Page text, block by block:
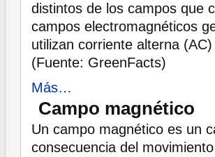
distintos de los campos que
campos electromagnéticos
utilizan corriente alterna
(Fuente: GreenFacts)
Más…
Campo magnético
Un campo magnético es un
consecuencia del